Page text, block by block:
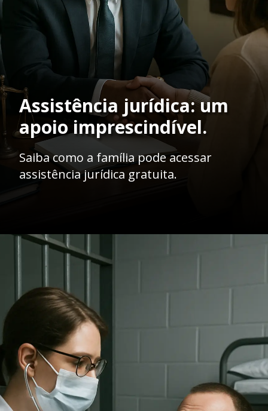
Assistência jurídica: um
apoio imprescindível.
Saiba como a família pode acessar
assistência jurídica gratuita.
Openinghttps://ademilsoncs.adv.br/